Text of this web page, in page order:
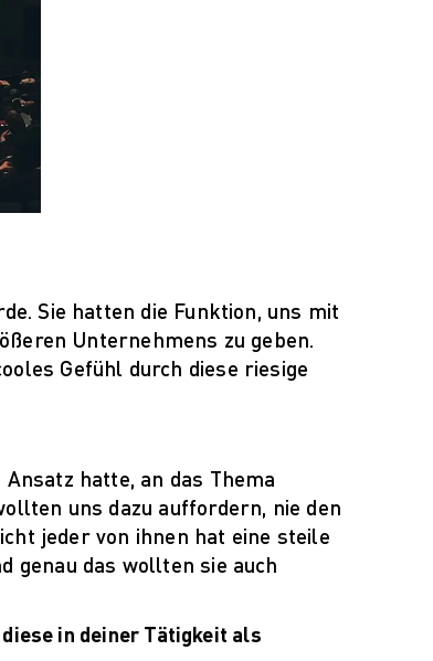
Sie hatten die Funktion, uns mit
Unternehmens zu geben.
Gefühl durch diese riesige
hatte, an das Thema
uns dazu auffordern, nie den
jeder von ihnen hat eine steile
genau das wollten sie auch
in deiner Tätigkeit als